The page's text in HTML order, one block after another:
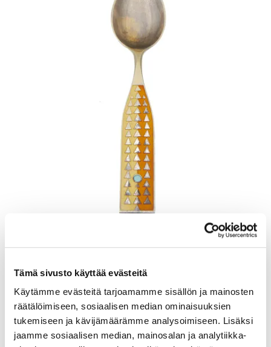
Tämä sivusto käyttää evästeitä
Käytämme evästeitä tarjoamamme sisällön ja mainosten
räätälöimiseen, sosiaalisen median ominaisuuksien
tukemiseen ja kävijämäärämme analysoimiseen. Lisäksi
jaamme sosiaalisen median, mainosalan ja analytiikka-
Lusikka, emaloitu, pituus 165mm, A. Michelsen, Tanska, Julen 1960,
925br, Paino: 48,5 g
Johtava huuto:-
Kaivopihan Pantti
11.8.2026 19:25:30